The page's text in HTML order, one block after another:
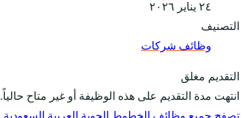
٢٤ يناير ٢٠٢٦
التصنيف
وظائف شركات
التقديم مغلق
انتهت مدة التقديم على هذه الوظيفة أو غير متاح حالياً.